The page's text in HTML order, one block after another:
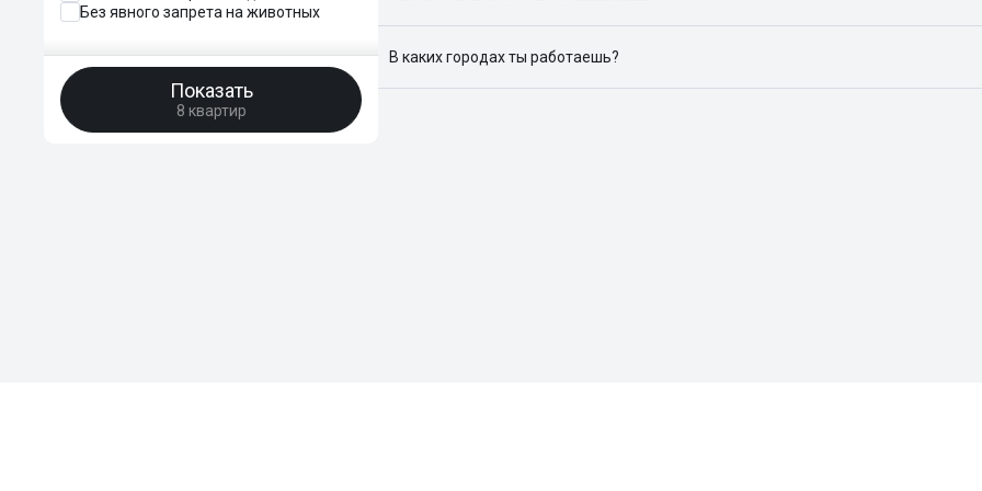
Без явного запрета на животных
Показать
8 квартир
В каких городах ты работаешь?